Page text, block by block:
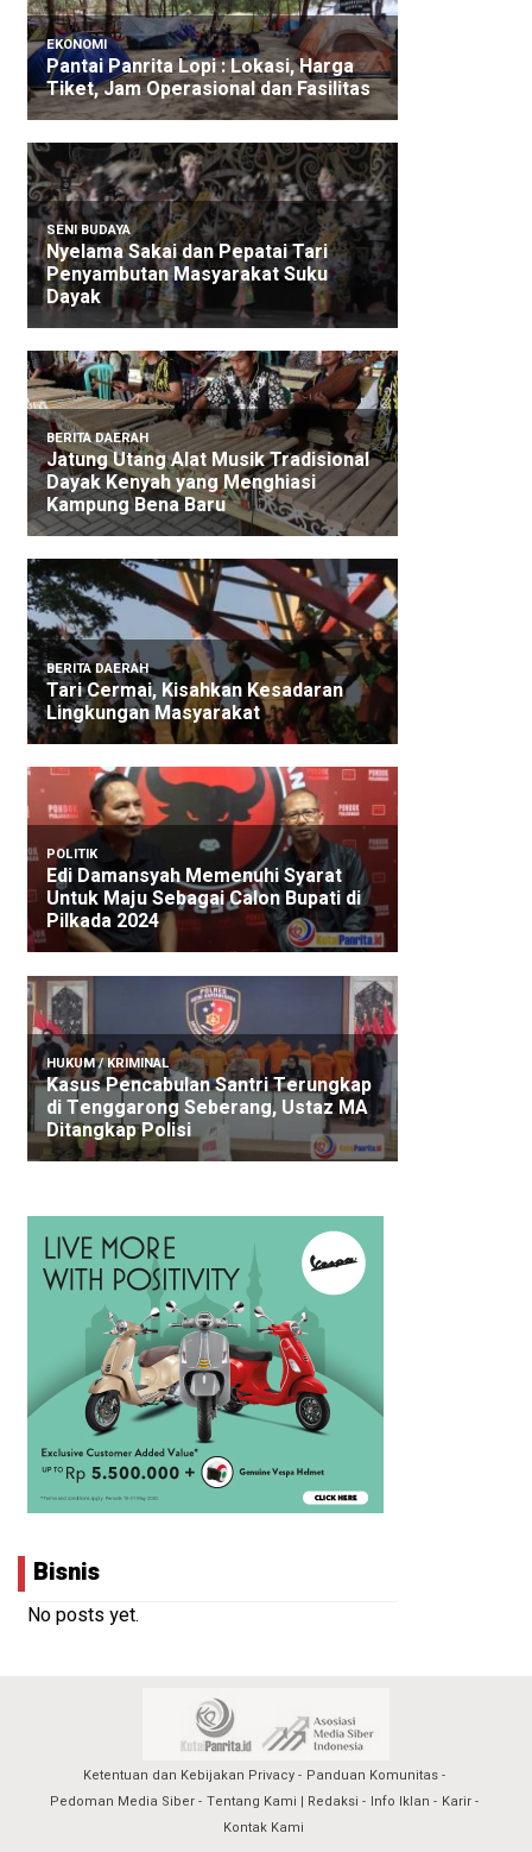
Bisnis
No posts yet.
Ketentuan dan Kebijakan Privacy
Panduan Komunitas
Pedoman Media Siber
Tentang Kami | Redaksi Info Iklan
Karir
Kontak Kami